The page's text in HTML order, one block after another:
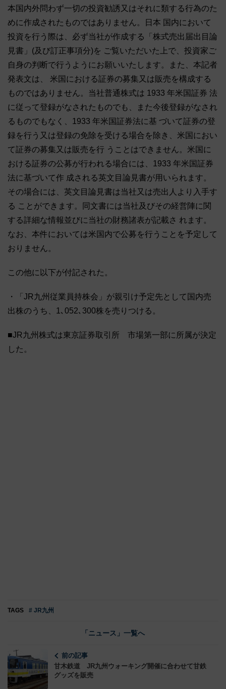
本国内外問わず一切の投資勧誘又はそれに類する行為のた
めに作成されたものではありません。日本 国内において
投資を行う際は、必ず当社が作成する「株式売出届出目論
見書」(及び訂正事項分)を ご覧いただいた上で、投資家ご
自身の判断で行うようにお願いいたします。また、本記者
発表文は、 米国における証券の募集又は販売を構成する
ものではありません。当社普通株式は 1933 年米国証券 法
に従って登録がなされたものでも、また今後登録がなされ
るものでもなく、1933 年米国証券法に基 づいて証券の登
録を行う又は登録の免除を受ける場合を除き、米国におい
て証券の募集又は販売を行 うことはできません。米国に
おける証券の公募が行われる場合には、1933 年米国証券
法に基づいて作 成される英文目論見書が用いられます。
その場合には、英文目論見書は当社又は売出人より入手す
る ことができます。同文書には当社及びその経営陣に関
する詳細な情報並びに当社の財務諸表が記載さ れます。
なお、本件においては米国内で公募を行うことを予定して
おりません。
この他に以下が付記された。
・「JR九州従業員持株会」が親引け予定先として国内売
出株のうち、1､052､300株を売りつける。
■JR九州株式は東京証券取引所 市場第一部に所属が決定
した。
TAGS # JR九州
「ニュース」一覧へ
前の記事
甘木鉄道 JR九州ウォーキング開催に合わせて甘鉄
グッズを販売